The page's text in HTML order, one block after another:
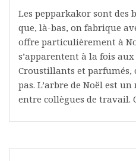
Les pepparkakor sont des
que, là-bas, on fabrique
offre particulièrement à
s’apparentent à la fois
Croustillants et parfumés,
pas. L’arbre de Noël est
entre collègues de